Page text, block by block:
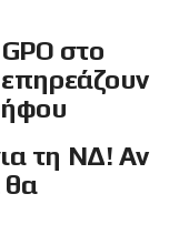
στο
τη ΝΔ! Αν
θα